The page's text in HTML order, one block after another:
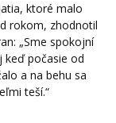
ktoré malo
rokom, zhodnotil
„Sme spokojní
keď počasie od
a na behu sa
teší.“